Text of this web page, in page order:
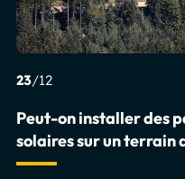
23/12
Peut-on installer des
solaires sur un terrain